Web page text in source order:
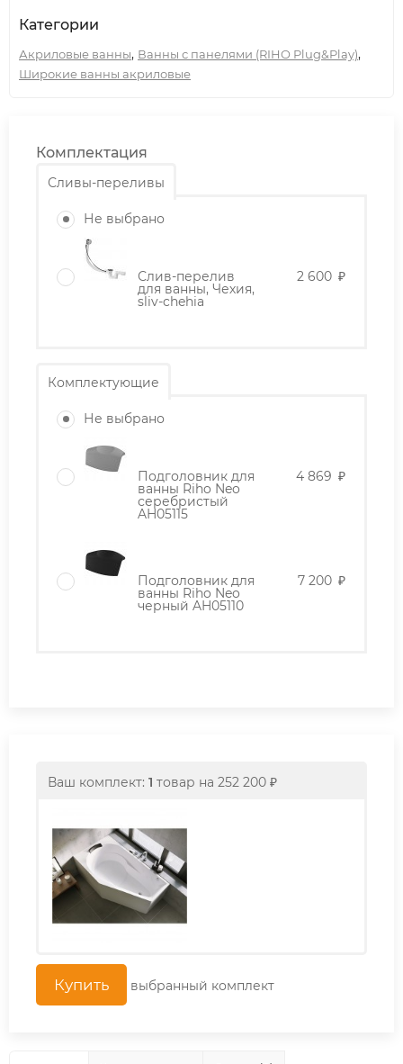
Категории
Акриловые ванны, Ванны с панелями (RIHO Plug&Play),
Широкие ванны акриловые
Комплектация
Сливы-переливы
Не выбрано
Слив-перелив
для ванны, Чехия,
sliv-chehia
2 600 ₽
Комплектующие
Не выбрано
Подголовник для
ванны Riho Neo
серебристый
AH05115
4 869 ₽
Подголовник для
ванны Riho Neo
черный AH05110
7 200 ₽
Ваш комплект: 1 товар на 252 200 ₽
выбранный комплект